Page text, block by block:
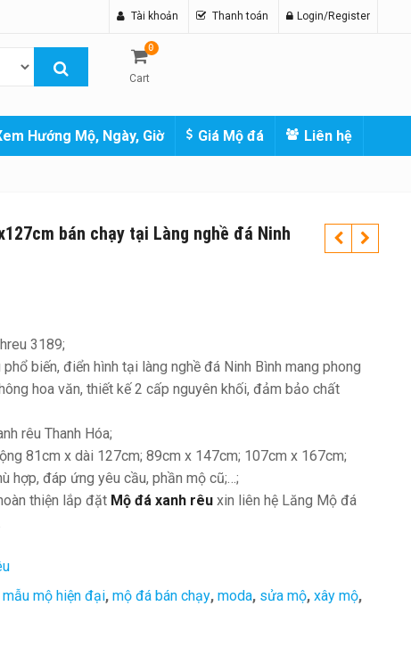
Tài khoản Thanh toán Login/Register
0
Cart
Hướng Mộ, Ngày, Giờ Giá Mộ đá Liên hệ
bán chạy tại Làng nghề đá Ninh
3189;
biến, điển hình tại làng nghề đá Ninh Bình mang phong
hoa văn, thiết kế 2 cấp nguyên khối, đảm bảo chất
rêu Thanh Hóa;
81cm x dài 127cm; 89cm x 147cm; 107cm x 167cm;
hợp, đáp ứng yêu cầu, phần mộ cũ;…;
thiện lắp đặt Mộ đá xanh rêu xin liên hệ Lăng Mộ đá
mẫu mộ hiện đại, mộ đá bán chạy, moda, sửa mộ, xây mộ,